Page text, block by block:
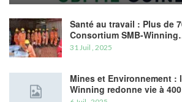
Santé au travail : Plus de
Consortium SMB-
31 Juil , 2025
Mines et Environnement :
Winning redonne vie à